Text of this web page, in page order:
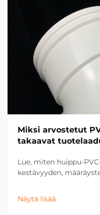
Miksi arvostetut
takaavat
Lue, miten huippu-
kestävyyden,
ISO 9001 -
sertifikaatteja ja
Näytä lisää